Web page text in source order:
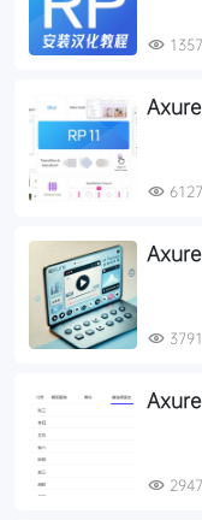
Axure
6127
Axure
3791
Axure
2947